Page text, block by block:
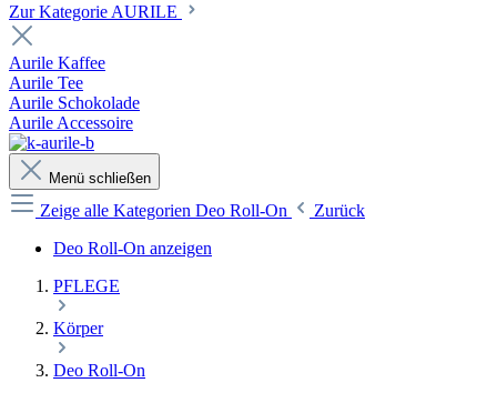
Zur Kategorie AURILE
Aurile Kaffee
Aurile Tee
Aurile Schokolade
Aurile Accessoire
Menü schließen
Zeige alle Kategorien Deo Roll-On
Zurück
Deo Roll-On anzeigen
PFLEGE
Körper
Deo Roll-On